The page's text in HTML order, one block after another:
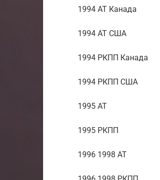
1994 AT Канада
1994 AT США
1994 РКПП Канада
1994 РКПП США
1995 АТ
1995 РКПП
1996 1998 АТ